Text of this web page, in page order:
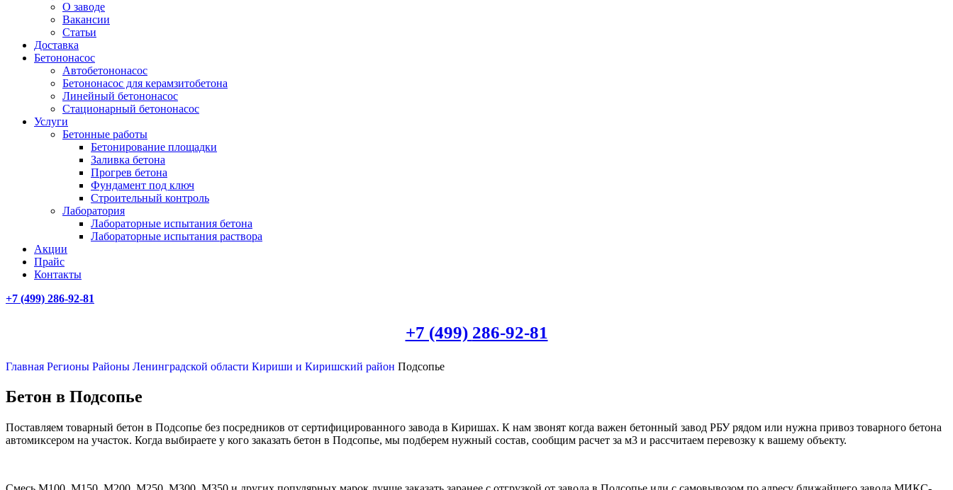
О заводе
Вакансии
Статьи
Доставка
Бетононасос
Автобетононасос
Бетононасос для керамзитобетона
Линейный бетононасос
Стационарный бетононасос
Услуги
Бетонные работы
Бетонирование площадки
Заливка бетона
Прогрев бетона
Фундамент под ключ
Строительный контроль
Лаборатория
Лабораторные испытания бетона
Лабораторные испытания раствора
Акции
Прайс
Контакты
+7 (499) 286-92-81
+7 (499) 286-92-81
Главная Регионы Районы Ленинградской области Кириши и Киришский район Подсопье
Бетон в Подсопье
Поставляем товарный бетон в Подсопье без посредников от сертифицированного завода в Киришах. К нам звонят когда важен бетонный завод РБУ рядом или нужна привоз товарного бетона
автомиксером на участок. Когда выбираете у кого заказать бетон в Подсопье, мы подберем нужный состав, сообщим расчет за м3 и рассчитаем перевозку к вашему объекту.